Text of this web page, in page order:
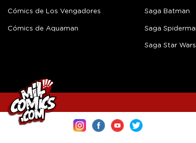
Cómics de Los Vengadores
Cómics de Aquaman
Saga Batman
Saga
Saga Star Wars